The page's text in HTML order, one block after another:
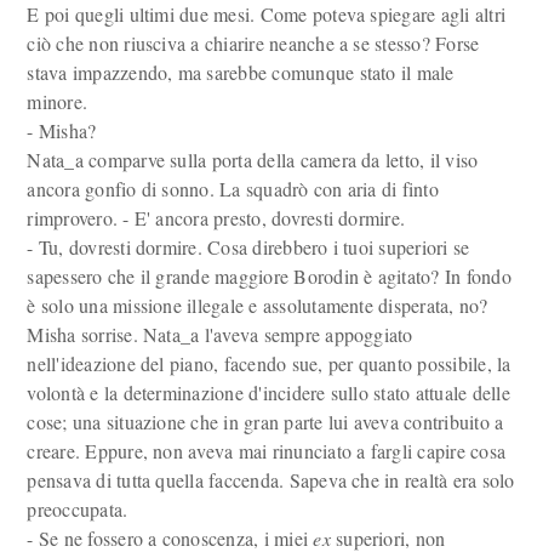
E poi quegli ultimi due mesi. Come poteva spiegare agli altri
ciò che non riusciva a chiarire neanche a se stesso? Forse
stava impazzendo, ma sarebbe comunque stato il male
minore.
- Misha?
Nata_a comparve sulla porta della camera da letto, il viso
ancora gonfio di sonno. La squadrò con aria di finto
rimprovero. - E' ancora presto, dovresti dormire.
- Tu, dovresti dormire. Cosa direbbero i tuoi superiori se
sapessero che il grande maggiore Borodin è agitato? In fondo
è solo una missione illegale e assolutamente disperata, no?
Misha sorrise. Nata_a l'aveva sempre appoggiato
nell'ideazione del piano, facendo sue, per quanto possibile, la
volontà e la determinazione d'incidere sullo stato attuale delle
cose; una situazione che in gran parte lui aveva contribuito a
creare. Eppure, non aveva mai rinunciato a fargli capire cosa
pensava di tutta quella faccenda. Sapeva che in realtà era solo
preoccupata.
- Se ne fossero a conoscenza, i mieiexsuperiori, non